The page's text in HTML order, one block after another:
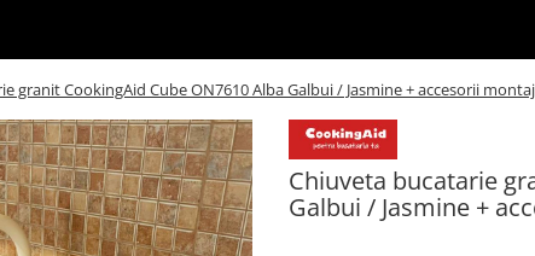
granit CookingAid Cube ON7610 Alba Galbui / Jasmine + accesorii montaj
Chiuveta bucatarie
Galbui / Jasmine +